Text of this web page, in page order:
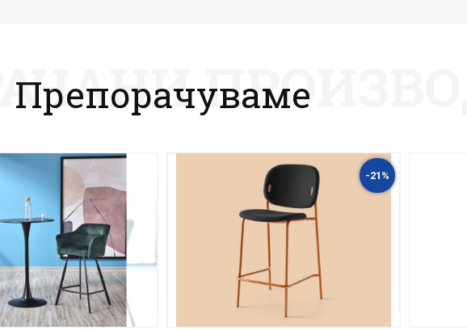
Препорачуваме
-21%